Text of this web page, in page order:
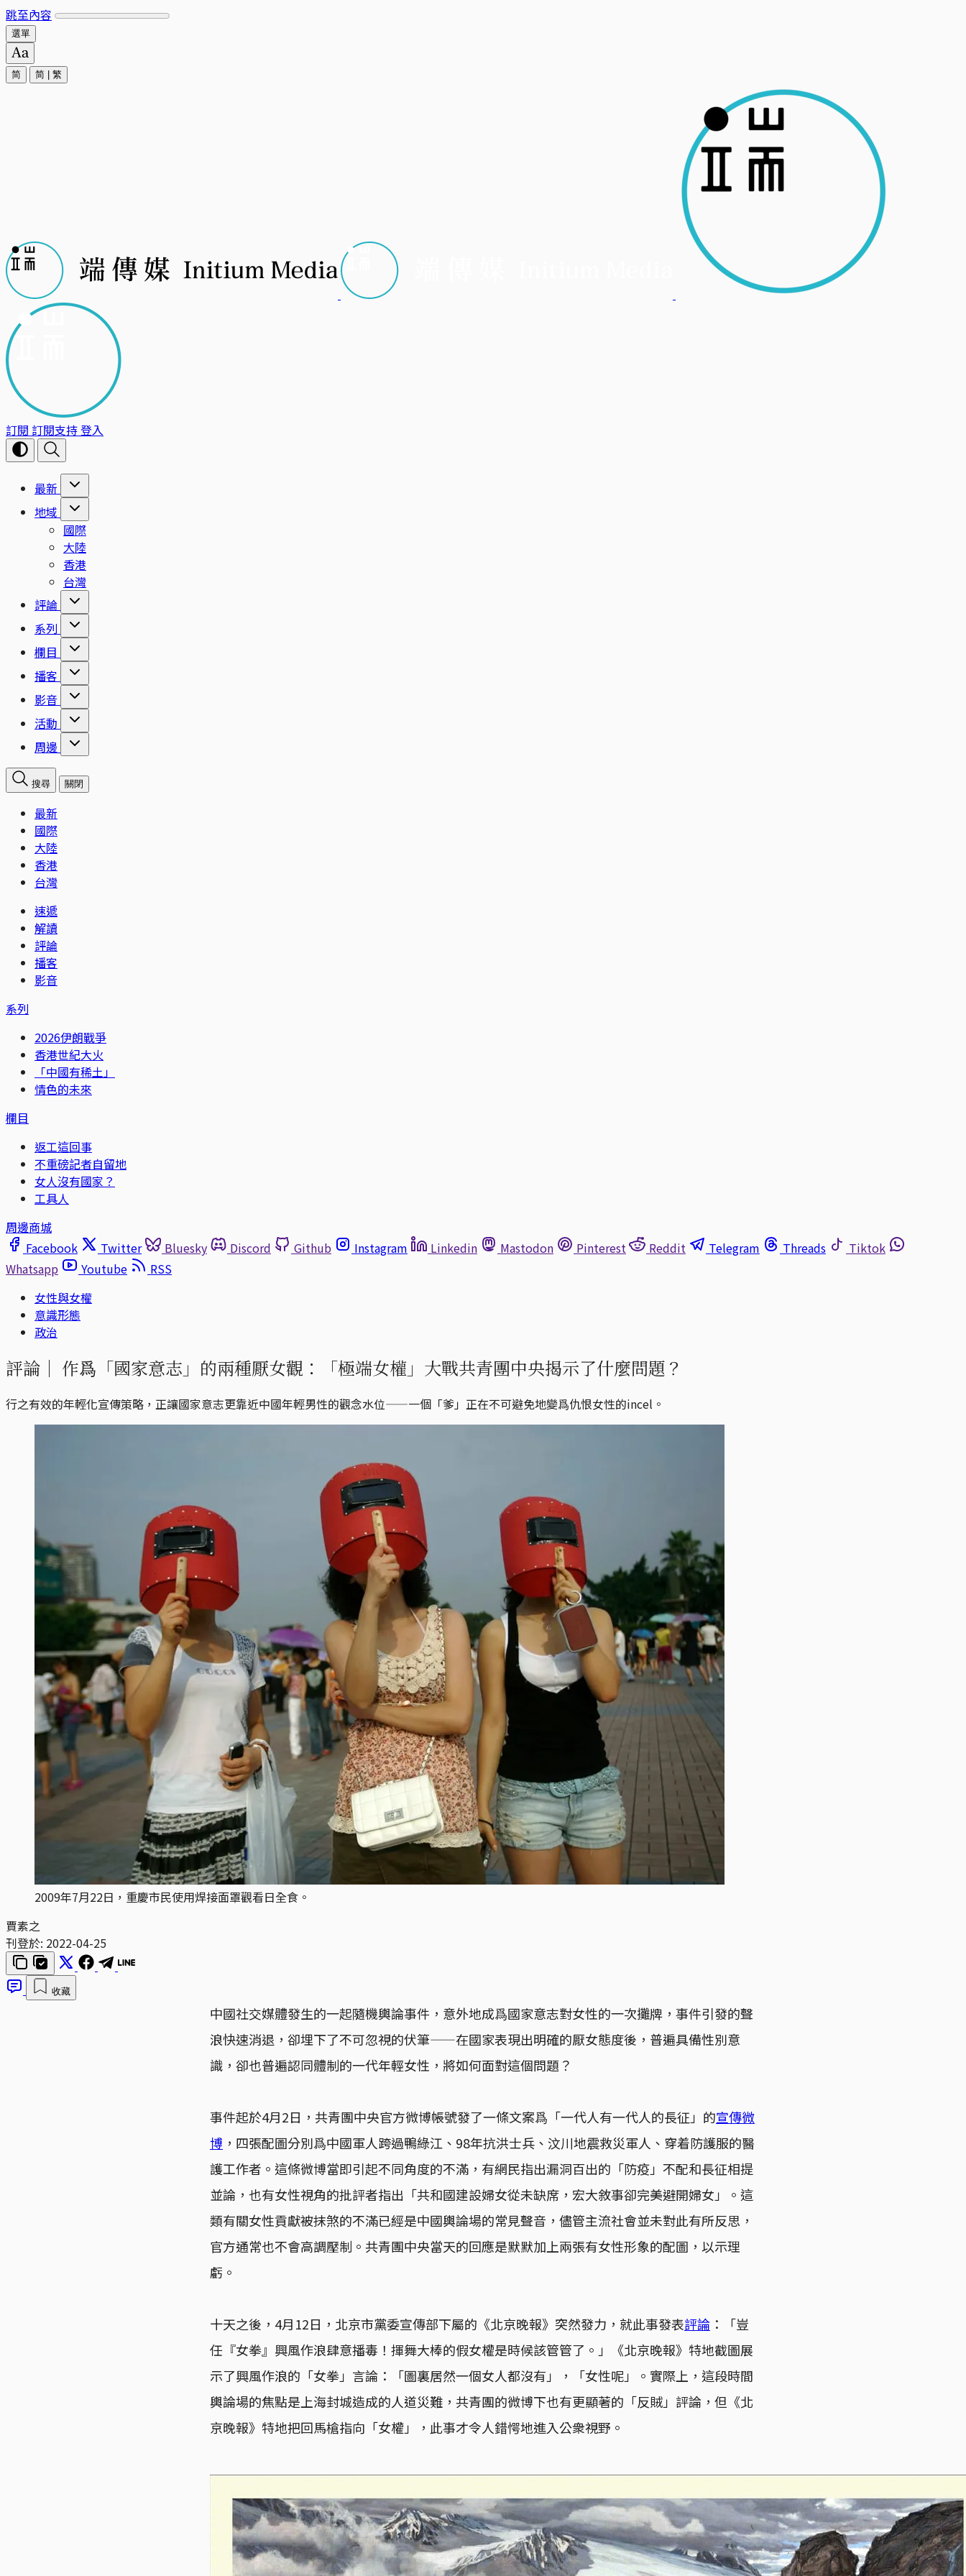
跳至內容
選單
简 简 繁
訂閱 訂閱支持登入
最新
地域
國際
大陸
香港
台灣
評論
系列
欄目
播客
影音
活動
周邊
搜尋 關閉
最新
國際
大陸
香港
台灣
速遞
解讀
評論
播客
影音
系列
2026伊朗戰爭
香港世紀大火
「中國有稀土」
情色的未來
欄目
返工這回事
不重磅記者自留地
女人沒有國家？
工具人
周邊商城
Facebook
Twitter Bluesky Discord Github Instagram Linkedin Mastodon Pinterest Reddit Telegram Threads
Tiktok
Whatsapp
Youtube
RSS
女性與女權
意識形態
政治
評論｜ 作爲「國家意志」的兩種厭女觀：「極端女權」大戰共青團中央揭示了什麼問題？
行之有效的年輕化宣傳策略，正讓國家意志更靠近中國年輕男性的觀念水位——一個「爹」正在不可避免地變爲仇恨女性的incel。
2009年7月22日，重慶市民使用焊接面罩觀看日全食。
賈素之
刊登於: 2022-04-25
收藏
中國社交媒體發生的一起隨機輿論事件，意外地成爲國家意志對女性的一次攤牌，事件引發的聲
浪快速消退，卻埋下了不可忽視的伏筆——在國家表現出明確的厭女態度後，普遍具備性別意
識，卻也普遍認同體制的一代年輕女性，將如何面對這個問題？
事件起於4月2日，共青團中央官方微博帳號發了一條文案爲「一代人有一代人的長征」的宣傳微
博 ，四張配圖分別爲中國軍人跨過鴨綠江、98年抗洪士兵、汶川地震救災軍人、穿着防護服的醫
護工作者。這條微博當即引起不同角度的不滿，有網民指出漏洞百出的「防疫」不配和長征相提
並論，也有女性視角的批評者指出「共和國建設婦女從未缺席，宏大敘事卻完美避開婦女」。這
類有關女性貢獻被抹煞的不滿已經是中國輿論場的常見聲音，儘管主流社會並未對此有所反思，
官方通常也不會高調壓制。共青團中央當天的回應是默默加上兩張有女性形象的配圖，以示理
虧。
十天之後，4月12日，北京市黨委宣傳部下屬的《北京晚報》突然發力，就此事發表評論 ：「豈
任『女拳』興風作浪肆意播毒！揮舞大棒的假女權是時候該管管了。」《北京晚報》特地截圖展
示了興風作浪的「女拳」言論：「圖裏居然一個女人都沒有」，「女性呢」。實際上，這段時間
輿論場的焦點是上海封城造成的人道災難，共青團的微博下也有更顯著的「反賊」評論，但《北
京晚報》特地把回馬槍指向「女權」，此事才令人錯愕地進入公衆視野。